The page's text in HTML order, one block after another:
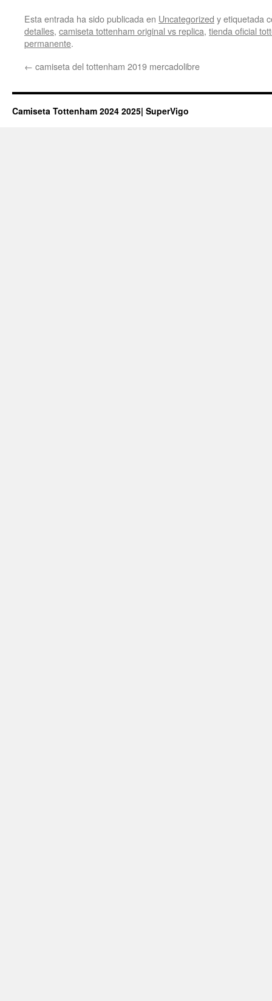
Esta entrada ha sido publicada en Uncategorized y etiquetada
detalles, camiseta tottenham original vs replica, tienda oficial
permanente.
← camiseta del tottenham 2019 mercadolibre
Camiseta Tottenham 2024 2025| SuperVigo